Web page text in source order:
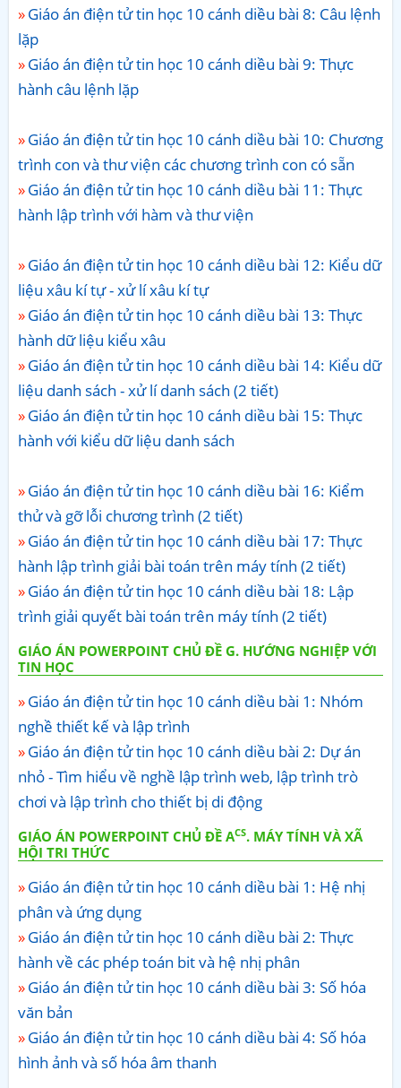
Giáo án điện tử tin học 10 cánh diều bài 8: Câu lệnh
lặp
Giáo án điện tử tin học 10 cánh diều bài 9: Thực
hành câu lệnh lặp
Giáo án điện tử tin học 10 cánh diều bài 10: Chương
trình con và thư viện các chương trình con có sẵn
Giáo án điện tử tin học 10 cánh diều bài 11: Thực
hành lập trình với hàm và thư viện
Giáo án điện tử tin học 10 cánh diều bài 12: Kiểu dữ
liệu xâu kí tự - xử lí xâu kí tự
Giáo án điện tử tin học 10 cánh diều bài 13: Thực
hành dữ liệu kiểu xâu
Giáo án điện tử tin học 10 cánh diều bài 14: Kiểu dữ
liệu danh sách - xử lí danh sách (2 tiết)
Giáo án điện tử tin học 10 cánh diều bài 15: Thực
hành với kiểu dữ liệu danh sách
Giáo án điện tử tin học 10 cánh diều bài 16: Kiểm
thử và gỡ lỗi chương trình (2 tiết)
Giáo án điện tử tin học 10 cánh diều bài 17: Thực
hành lập trình giải bài toán trên máy tính (2 tiết)
Giáo án điện tử tin học 10 cánh diều bài 18: Lập
trình giải quyết bài toán trên máy tính (2 tiết)
GIÁO ÁN POWERPOINT CHỦ ĐỀ G. HƯỚNG NGHIỆP VỚI
TIN HỌC
Giáo án điện tử tin học 10 cánh diều bài 1: Nhóm
nghề thiết kế và lập trình
Giáo án điện tử tin học 10 cánh diều bài 2: Dự án
nhỏ - Tìm hiểu về nghề lập trình web, lập trình trò
chơi và lập trình cho thiết bị di động
GIÁO ÁN POWERPOINT CHỦ ĐỀ ACS. MÁY TÍNH VÀ XÃ
HỘI TRI THỨC
Giáo án điện tử tin học 10 cánh diều bài 1: Hệ nhị
phân và ứng dụng
Giáo án điện tử tin học 10 cánh diều bài 2: Thực
hành về các phép toán bit và hệ nhị phân
Giáo án điện tử tin học 10 cánh diều bài 3: Số hóa
văn bản
Giáo án điện tử tin học 10 cánh diều bài 4: Số hóa
hình ảnh và số hóa âm thanh